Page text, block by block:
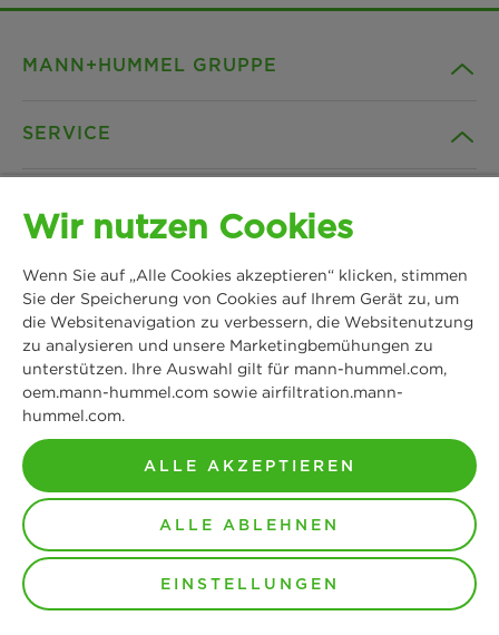
MANN+HUMMEL GRUPPE
Produkte
Insights
News & Presse
Standorte
SERVICE
Kontakt
Downloads
B2B Webshop
Datenschutz
Impressum
Rechtlicher Hinweis
AGB
Facebook
Instagram
YouTube
MANN+HUMMEL
Schwieberdinger Straße 126
71636 Ludwigsburg
Tel: +49 7141 98-0
Fax: +49 7141 98-2545
Kontakt aufnehmen
Wir nutzen Cookies
Wenn Sie auf „Alle Cookies akzeptieren“ klicken, stimmen
Sie der Speicherung von Cookies auf Ihrem Gerät zu, um
die Websitenavigation zu verbessern, die Websitenutzung
zu analysieren und unsere Marketingbemühungen zu
unterstützen. Ihre Auswahl gilt für mann-hummel.com,
oem.mann-hummel.com sowie airfiltration.mann-
hummel.com.
ALLE AKZEPTIEREN
ALLE ABLEHNEN
EINSTELLUNGEN